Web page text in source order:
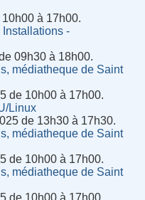
à 17h00.
Installations -
09h30 à 18h00.
médiatheque de Saint
de 10h00 à 17h00.
Linux
de 13h30 à 17h30.
médiatheque de Saint
de 10h00 à 17h00.
médiatheque de Saint
de 10h00 à 17h00.